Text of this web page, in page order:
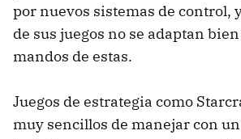
por nuevos sistemas de control,
de sus juegos no se adaptan
mandos de estas.
Juegos de estrategia como
muy sencillos de manejar con